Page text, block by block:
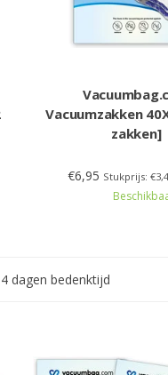
Vacuumzakken
zakken]
€6,95 Stukprijs:
dagen bedenktijd